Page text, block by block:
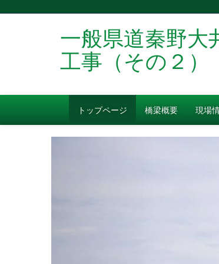
一般県道秦野大
工事（その２）
トップページ 橋梁概要 現場